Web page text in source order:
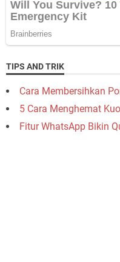
TIPS AND TRIK
Cara Membersihkan
5 Cara Menghemat
Fitur WhatsApp Bikin